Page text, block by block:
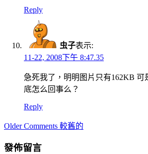
Reply
虫子表示:
11-22, 2008下午 8:47.35
急死我了，明明图片只有162KB 可
底怎么回事么？
Reply
Comment
Older Comments 較舊的
發佈留言